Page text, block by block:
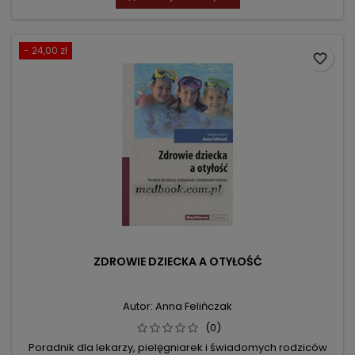
- 24,00 zł
ZDROWIE DZIECKA A OTYŁOŚĆ
Autor: Anna Felińczak
(0)
Poradnik dla lekarzy, pielęgniarek i świadomych rodziców
favorite_border